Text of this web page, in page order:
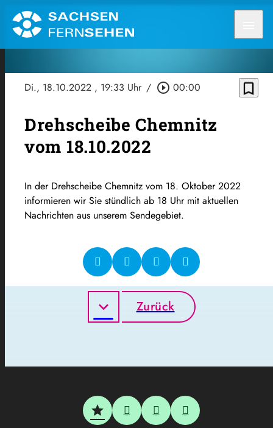
Di., 18.10.2022 , 19:33 Uhr / play_circle_outline 00:00 bookmark_border
Drehscheibe Chemnitz
vom 18.10.2022
In der Drehscheibe Chemnitz vom 18. Oktober 2022
informieren wir Sie stündlich ab 18 Uhr mit aktuellen
Nachrichten aus unserem Sendegebiet.
Zurück